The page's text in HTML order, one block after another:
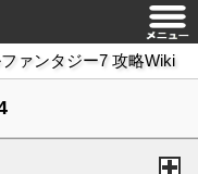
ァンタジー7 攻略Wiki